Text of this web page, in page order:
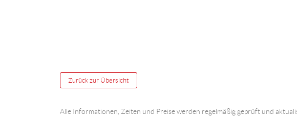
Zurück zur Übersicht
Alle Informationen, Zeiten und Preise werden regelmäßig geprüft und